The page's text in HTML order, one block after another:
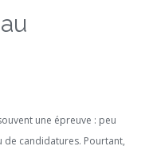
une épreuve : peu
candidatures. Pourtant,